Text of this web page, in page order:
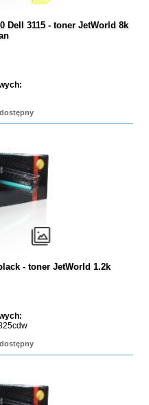
Dell 3115 - toner JetWorld 8k
- toner JetWorld 1.2k